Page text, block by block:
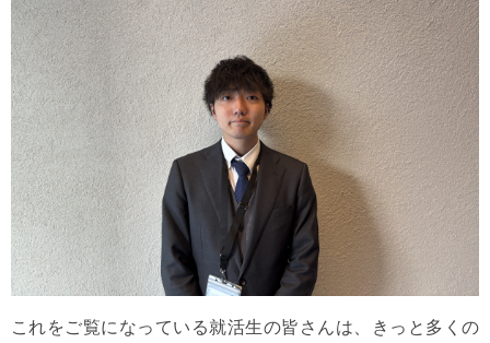
これをご覧になっている就活生の皆さんは、きっと多くの